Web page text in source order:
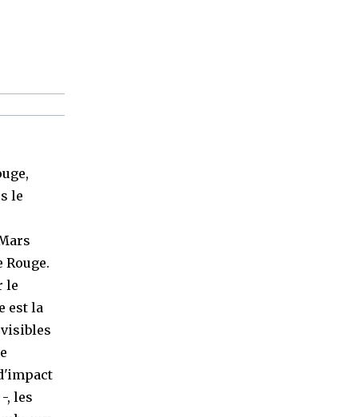
le
le
est la
, les